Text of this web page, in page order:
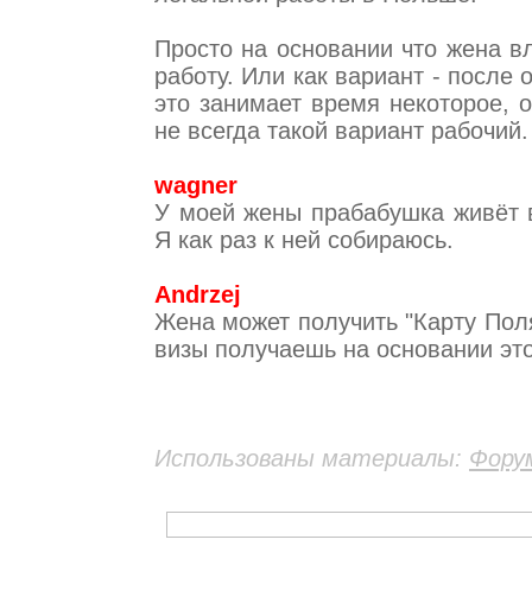
Просто на основании что жена
работу. Или как вариант - после
это занимает время некоторое,
не всегда такой вариант рабочий.
wagner
У моей жены прабабушка живёт
Я как раз к ней собираюсь.
Andrzej
Жена может получить "Карту
визы получаешь на основании
Использованы материалы: